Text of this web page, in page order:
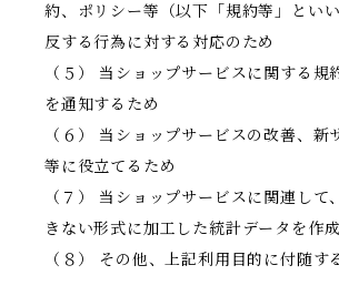
約、ポリシー等（以下「規約等」とい
反する行為に対する対応のため
（５） 当ショップサービスに関する規
を通知するため
（６） 当ショップサービスの改善、新
等に役立てるため
（７） 当ショップサービスに関連して
きない形式に加工した統計データを作
（８） その他、上記利用目的に付随す